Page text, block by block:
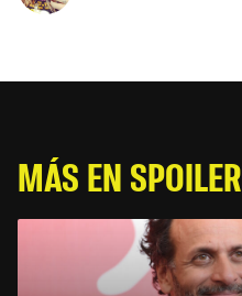
MÁS EN SPOILER